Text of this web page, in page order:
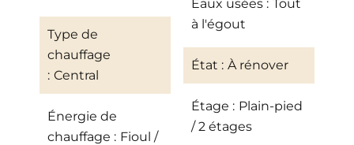
Type de
chauffage
Central
Énergie de
chauffage
Fioul /
Eaux usées
Tout
à l'égout
État À rénover
Étage
Plain-pied
/ 2 étages